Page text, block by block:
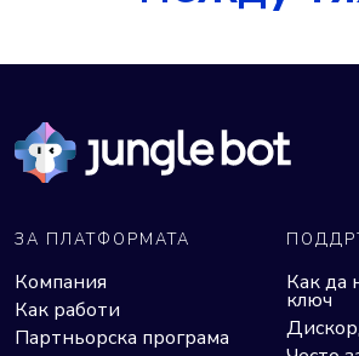
ЗА ПЛАТФОРМАТА
Компания
Как работи
Партньорска програма
Как да
ключ